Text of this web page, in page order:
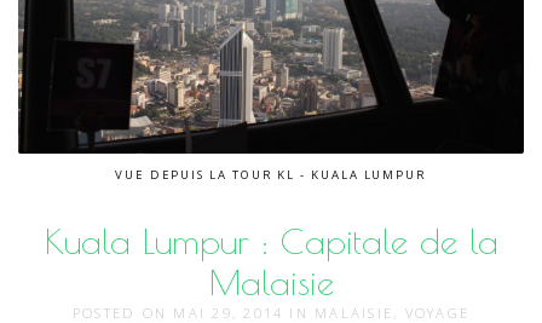
VUE DEPUIS LA TOUR KL - KUALA LUMPUR
Kuala Lumpur : Capitale de la
Malaisie
POSTED ON MAI 29, 2014 IN MALAISIE VOYAGE